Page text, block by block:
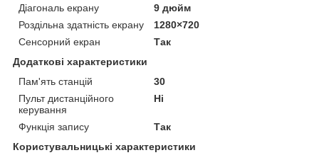
Діагональ екрану
9 дюйм
Роздільна здатність екрану
1280×720
Сенсорний екран
Так
Додаткові характеристики
Пам'ять станцій
30
Пульт дистанційного
керування
Ні
Функція запису
Так
Користувальницькі характеристики